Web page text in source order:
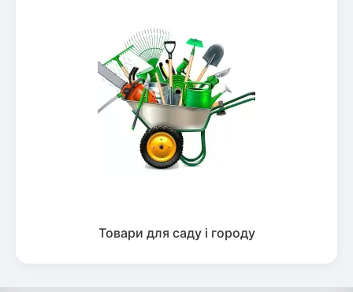
Товари для саду і городу